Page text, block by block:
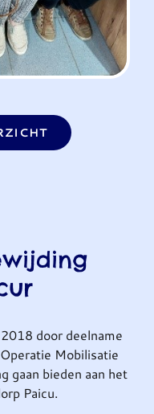
door deelname
Mobilisatie
gaan bieden aan het
Paicu.